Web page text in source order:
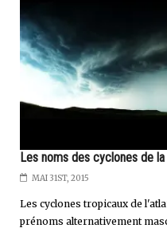
Les noms des cyclones de
MAI 31ST, 2015
Les cyclones tropicaux de
prénoms alternativement